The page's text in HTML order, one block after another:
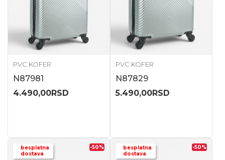
PVC KOFER
N87981
4.490,00RSD
PVC KOFER
N87829
5.490,00RSD
besplatna
dostava
-50%
besplatna
dostava
-50%